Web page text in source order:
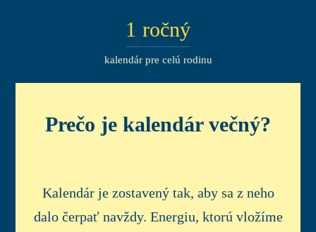
1 ročný
kalendár pre celú rodinu
Prečo je kalendár večný?
Kalendár je zostavený tak, aby sa z neho
dalo čerpať navždy. Energiu, ktorú vložíme